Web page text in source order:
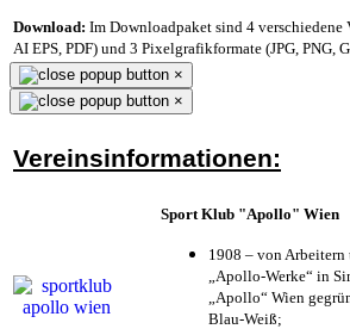
Download: Im Downloadpaket sind 4 verschiedene
AI EPS, PDF) und 3 Pixelgrafikformate (JPG, PNG,
×
×
Vereinsinformationen:
Sport Klub "Apollo" Wien
1908 – von
„Apollo-Werke“ in
„Apollo“ Wien
Blau-Weiß;